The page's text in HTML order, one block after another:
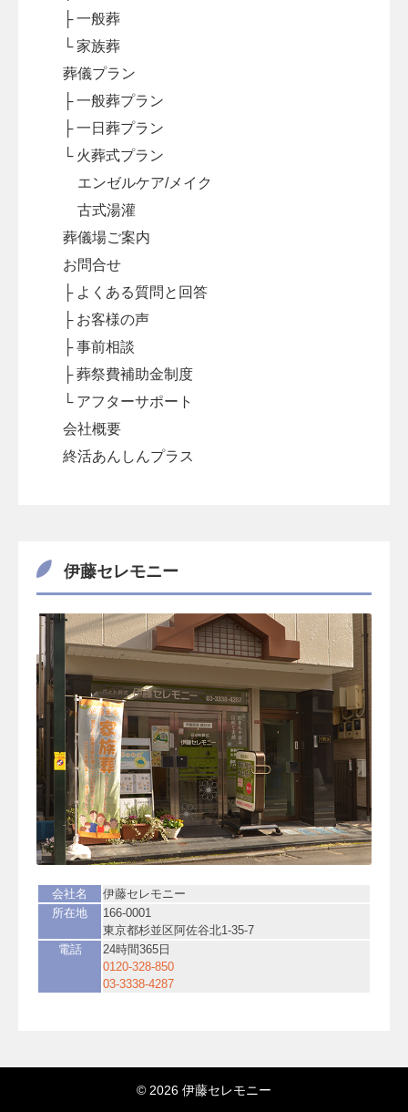
├ 一般葬
└ 家族葬
葬儀プラン
├ 一般葬プラン
├ 一日葬プラン
└ 火葬式プラン
エンゼルケア/メイク
古式湯灌
葬儀場ご案内
お問合せ
├ よくある質問と回答
├ お客様の声
├ 事前相談
├ 葬祭費補助金制度
└ アフターサポート
会社概要
終活あんしんプラス
伊藤セレモニー
会社名
伊藤セレモニー
所在地
166-0001
東京都杉並区阿佐谷北1-35-7
電話
24時間365日
0120-328-850
03-3338-4287
© 2026 伊藤セレモニー